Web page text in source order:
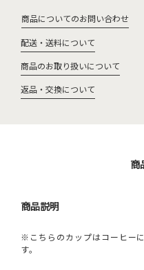
商品についてのお問い合わせ
配送・送料について
商品のお取り扱いについて
返品・交換について
商
商品説明
※こちらのカップはコーヒー
す。